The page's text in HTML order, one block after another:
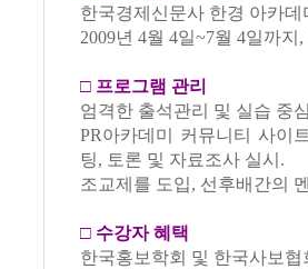
한국경제신문사 한경 아카데
2009년 4월 4일~7월 4일까지
□ 프로그램 관리
엄격한 출석관리 및 실습 중
PR아카데미 커뮤니티 사이
팅, 토론 및 자료조사 실시.
조교제를 도입, 선후배간의
□ 수강자 혜택
한국홍보학회 및 한국사보협